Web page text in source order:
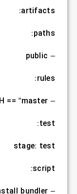
artifacts:
paths:
– public
rules:
– if: ‘$CI_COMMIT_BRANCH == “master”‘
test:
stage: test
script:
– gem install bundler